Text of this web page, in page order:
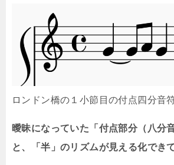
ロンドン橋の１小節目の付点四分音
曖昧になっていた「付点部分（八分
と、「半」のリズムが見える化でき